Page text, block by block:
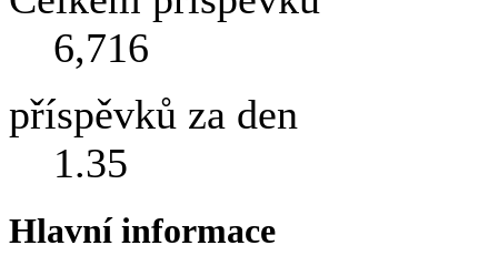
6,716
příspěvků za den
1.35
Hlavní informace